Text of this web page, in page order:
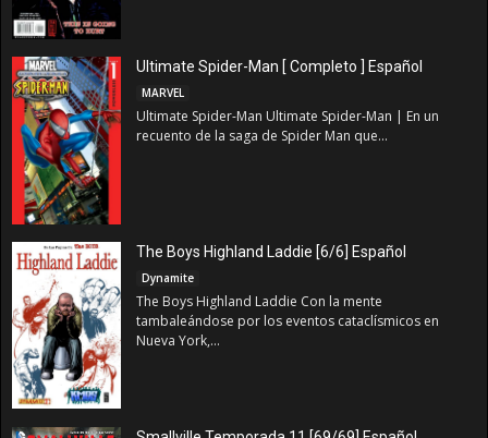
Ultimate Spider-Man [ Completo ] Español
MARVEL
Ultimate Spider-Man Ultimate Spider-Man | En un
recuento de la saga de Spider Man que...
The Boys Highland Laddie [6/6] Español
Dynamite
The Boys Highland Laddie Con la mente
tambaleándose por los eventos cataclísmicos en
Nueva York,...